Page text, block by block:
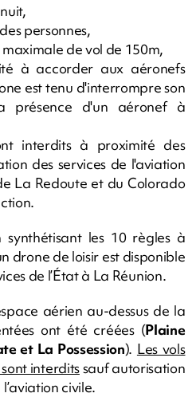
personnes,
de vol de 150m,
à accorder aux aéronefs
est tenu d'interrompre son
présence d'un aéronef à
interdits à proximité des
des services de l'aviation
La Redoute et du Colorado
les 10 règles à
drone de loisir est disponible
de l’État à La Réunion.
aérien au-dessus de la
ont été créées (Plaine
et La Possession). Les vols
interditssauf autorisation
civile.